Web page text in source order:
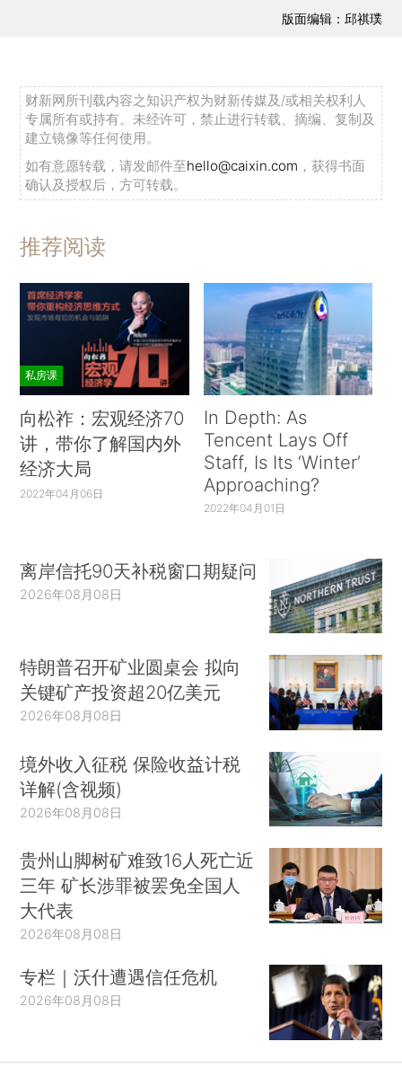
版面编辑：邱祺璞
财新网所刊载内容之知识产权为财新传媒及/或相关权利人
专属所有或持有。未经许可，禁止进行转载、摘编、复制及
建立镜像等任何使用。
如有意愿转载，请发邮件至hello@caixin.com ，获得书面
确认及授权后，方可转载。
推荐阅读
私房课
向松祚：宏观经济70
讲，带你了解国内外
经济大局
2022年04月06日
In Depth: As
Tencent Lays Off
Staff, Is Its ‘Winter’
Approaching?
2022年04月01日
离岸信托90天补税窗口期疑问
2026年08月08日
特朗普召开矿业圆桌会 拟向
关键矿产投资超20亿美元
2026年08月08日
境外收入征税 保险收益计税
详解(含视频)
2026年08月08日
贵州山脚树矿难致16人死亡近
三年 矿长涉罪被罢免全国人
大代表
2026年08月08日
专栏｜沃什遭遇信任危机
2026年08月08日